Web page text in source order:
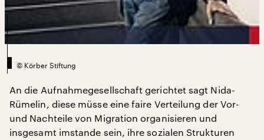
© Körber Stiftung
An die Aufnahmegesellschaft gerichtet sagt Nida-
Rümelin, diese müsse eine faire Verteilung der Vor-
und Nachteile von Migration organisieren und
insgesamt imstande sein, ihre sozialen Strukturen